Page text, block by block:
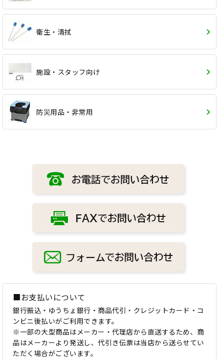
衛生・清拭
施設・スタッフ向け
防災用品・非常用
■お支払いについて
銀行振込・ゆうちょ銀行・商品代引・クレジットカード・コ
ンビニ後払いがご利用できます。
※一部の大型商品はメーカー・代理店から直送するため、商
品はメーカーより発送し、代引き伝票は当店から送らせてい
ただく場合がございます。